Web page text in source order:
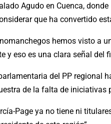
Agudo en Cuenca,
que ha convertido
hemos visto a
y eso es una clara señal del
del PP regional
de la falta de iniciativas
Page ya no tiene ni